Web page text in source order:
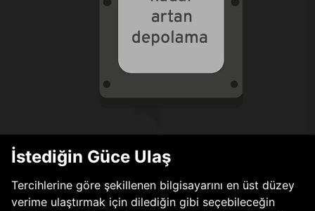
İstediğin Güce Ulaş
Tercihlerine göre şekillenen bilgisayarını en üst düzey
verime ulaştırmak için dilediğin gibi seçebileceğin